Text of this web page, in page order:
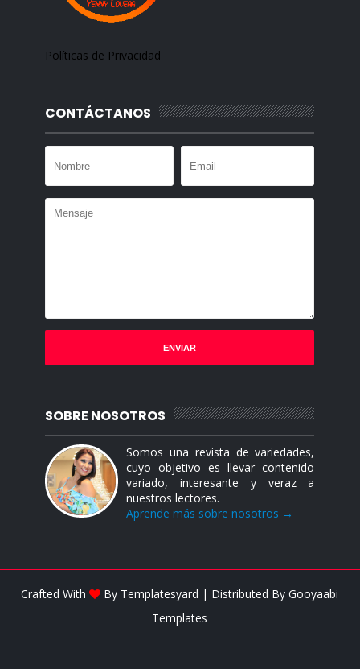
Políticas de Privacidad
CONTÁCTANOS
SOBRE NOSOTROS
Somos una revista de variedades,
cuyo objetivo es llevar contenido
variado, interesante y veraz a
nuestros lectores.
Aprende más sobre nosotros →
Crafted With By Templatesyard | Distributed ByGooyaabi
Templates